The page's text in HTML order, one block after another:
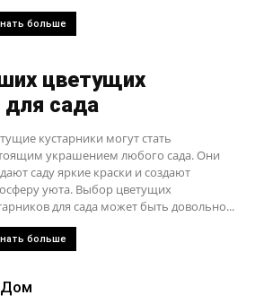
больше
цветущих
для сада
кустарники могут стать
украшением любого сада. Они
саду яркие краски и создают
уюта. Выбор цветущих
для сада может быть довольно...
больше